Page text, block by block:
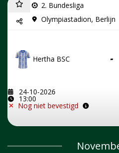
2. Bundesliga
Olympiastadion, Berlijn
Hertha BSC -
24-10-2026
13:00
Nog niet bevestigd